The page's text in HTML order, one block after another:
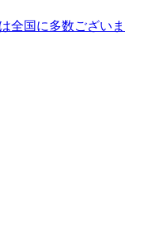
全国に多数ございま